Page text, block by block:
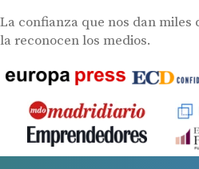
La confianza que nos dan miles
la reconocen los medios.